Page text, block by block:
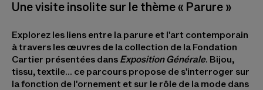
Une visite insolite sur le thème « Parure »
Explorez les liens entre la parure et l'art contemporain
à travers les œuvres de la collection de la Fondation
Cartier présentées dans Exposition Générale. Bijou,
tissu, textile... ce parcours propose de s'interroger sur
la fonction de l'ornement et sur le rôle de la mode dans